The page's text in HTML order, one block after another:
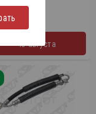
₽10 512
10 августа